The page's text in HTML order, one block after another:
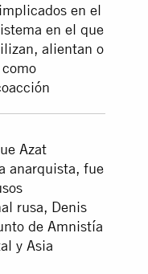
en el
en el que
alientan o
Azat
anarquista, fue
rusa, Denis
de Amnistía
y Asia